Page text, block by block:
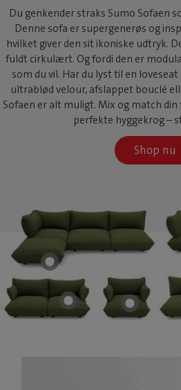
Du genkender straks Sumo Sofaen
Denne sofa er supergenerøs og
hvilket giver den sit ikoniske udtryk.
fuldt cirkulært. Og fordi den er
som du vil. Har du lyst til en
ultrablød velour, afslappet bouclé
Sofaen er alt muligt. Mix og match
perfekte hyggekrog –
Shop nu